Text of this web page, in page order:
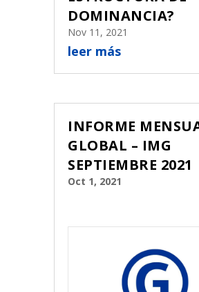
DOMINANCIA?
Nov 11, 2021
leer más
INFORME
GLOBAL – IMG
SEPTIEMBRE 2021
Oct 1, 2021